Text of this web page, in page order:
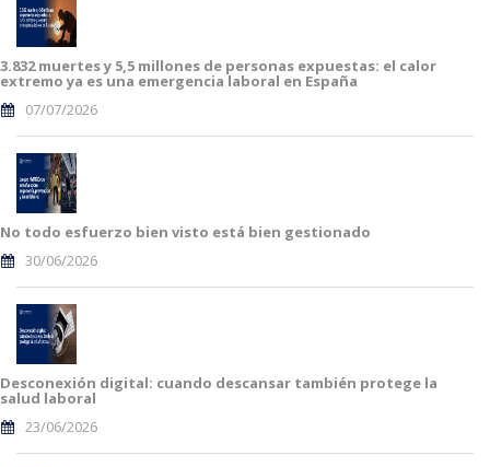
3.832 muertes y 5,5 millones de personas expuestas: el calor
extremo ya es una emergencia laboral en España
07/07/2026
No todo esfuerzo bien visto está bien gestionado
30/06/2026
Desconexión digital: cuando descansar también protege la
salud laboral
23/06/2026